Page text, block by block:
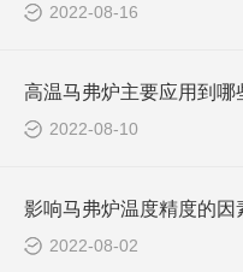
2022-08-16
高温马弗炉主要应用到哪
2022-08-10
2022-08-02